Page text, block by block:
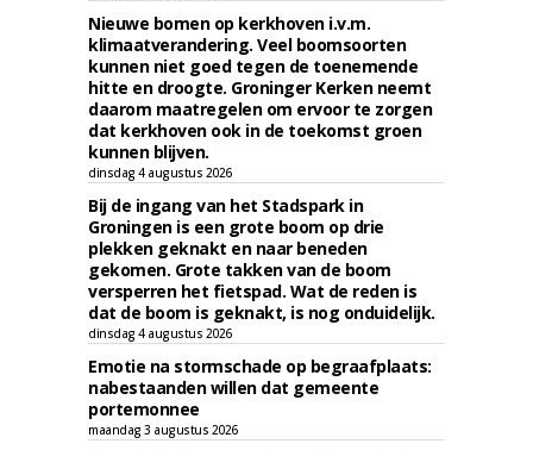
Nieuwe bomen op kerkhoven i.v.m.
klimaatverandering. Veel boomsoorten
kunnen niet goed tegen de toenemende
hitte en droogte. Groninger Kerken neemt
daarom maatregelen om ervoor te zorgen
dat kerkhoven ook in de toekomst groen
kunnen blijven.
dinsdag 4 augustus 2026
Bij de ingang van het Stadspark in
Groningen is een grote boom op drie
plekken geknakt en naar beneden
gekomen. Grote takken van de boom
versperren het fietspad. Wat de reden is
dat de boom is geknakt, is nog onduidelijk.
dinsdag 4 augustus 2026
Emotie na stormschade op begraafplaats:
nabestaanden willen dat gemeente
portemonnee
maandag 3 augustus 2026